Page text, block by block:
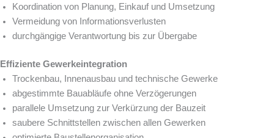
Koordination von Planung, Einkauf und Umsetzung
Vermeidung von Informationsverlusten
durchgängige Verantwortung bis zur Übergabe
Effiziente Gewerkeintegration
Trockenbau, Innenausbau und technische Gewerke
abgestimmte Bauabläufe ohne Verzögerungen
parallele Umsetzung zur Verkürzung der Bauzeit
saubere Schnittstellen zwischen allen Gewerken